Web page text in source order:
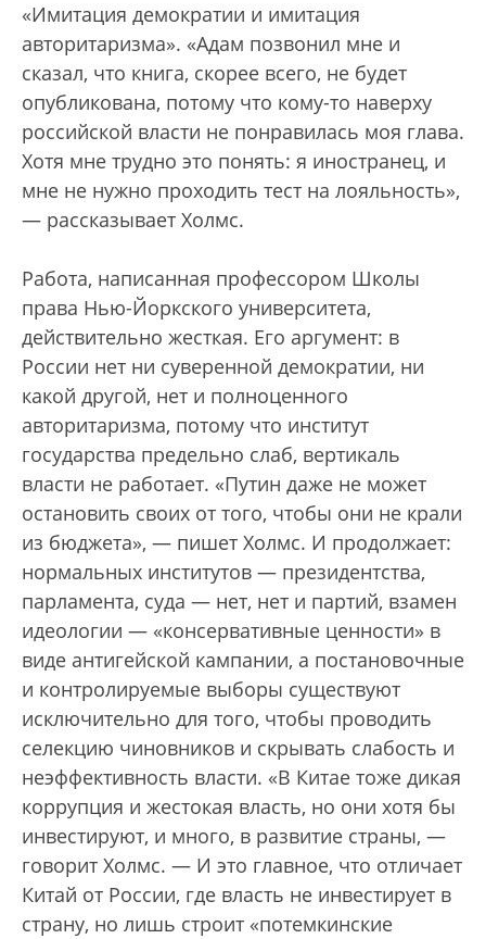
«Имитация демократии и имитация
авторитаризма». «Адам позвонил мне и
сказал, что книга, скорее всего, не будет
опубликована, потому что кому-то наверху
российской власти не понравилась моя глава.
Хотя мне трудно это понять: я иностранец, и
мне не нужно проходить тест на лояльность»,
— рассказывает Холмс.
Работа, написанная профессором Школы
права Нью-Йоркского университета,
действительно жесткая. Его аргумент: в
России нет ни суверенной демократии, ни
какой другой, нет и полноценного
авторитаризма, потому что институт
государства предельно слаб, вертикаль
власти не работает. «Путин даже не может
остановить своих от того, чтобы они не крали
из бюджета», — пишет Холмс. И продолжает:
нормальных институтов — президентства,
парламента, суда — нет, нет и партий, взамен
идеологии — «консервативные ценности» в
виде антигейской кампании, а постановочные
и контролируемые выборы существуют
исключительно для того, чтобы проводить
селекцию чиновников и скрывать слабость и
неэффективность власти. «В Китае тоже дикая
коррупция и жестокая власть, но они хотя бы
инвестируют, и много, в развитие страны, —
говорит Холмс. — И это главное, что отличает
Китай от России, где власть не инвестирует в
страну, но лишь строит «потемкинские